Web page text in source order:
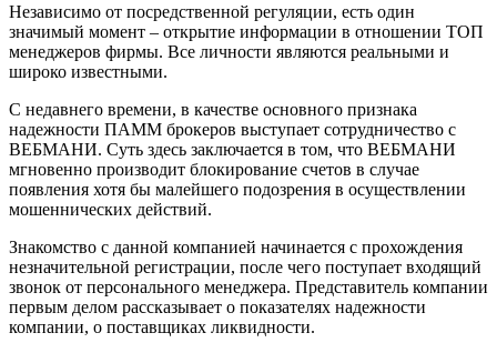
Независимо от посредственной регуляции, есть один
значимый момент – открытие информации в отношении ТОП
менеджеров фирмы. Все личности являются реальными и
широко известными.
С недавнего времени, в качестве основного признака
надежности ПАММ брокеров выступает сотрудничество с
ВЕБМАНИ. Суть здесь заключается в том, что ВЕБМАНИ
мгновенно производит блокирование счетов в случае
появления хотя бы малейшего подозрения в осуществлении
мошеннических действий.
Знакомство с данной компанией начинается с прохождения
незначительной регистрации, после чего поступает входящий
звонок от персонального менеджера. Представитель компании
первым делом рассказывает о показателях надежности
компании, о поставщиках ликвидности.